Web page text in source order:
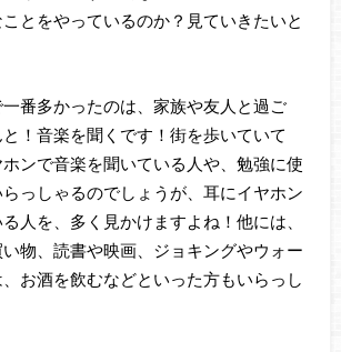
とをやっているのか？見ていきたいと
番多かったのは、家族や友人と過ご
！音楽を聞くです！街を歩いていて
ンで音楽を聞いている人や、勉強に使
っしゃるのでしょうが、耳にイヤホン
人を、多く見かけますよね！他には、
物、読書や映画、ジョキングやウォー
お酒を飲むなどといった方もいらっし